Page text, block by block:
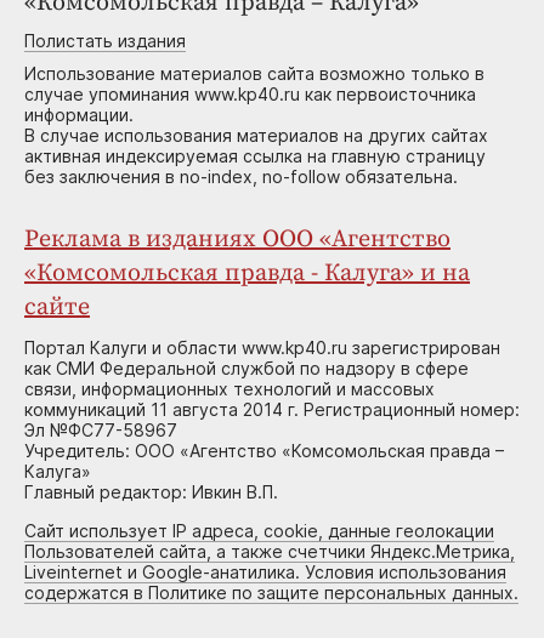
Полистать издания
Использование материалов сайта возможно только в
случае упоминания www.kp40.ru как первоисточника
информации.
В случае использования материалов на других сайтах
активная индексируемая ссылка на главную страницу
без заключения в no-index, no-follow обязательна.
Реклама в изданиях ООО «Агентство
«Комсомольская правда - Калуга» и на
сайте
Портал Калуги и области www.kp40.ru зарегистрирован
как СМИ Федеральной службой по надзору в сфере
связи, информационных технологий и массовых
коммуникаций 11 августа 2014 г. Регистрационный номер:
Эл №ФС77-58967
Учредитель: ООО «Агентство «Комсомольская правда –
Калуга»
Главный редактор: Ивкин В.П.
Сайт использует IP адреса, cookie, данные геолокации
Пользователей сайта, а также счетчики Яндекс.Метрика,
Liveinternet и Google-анатилика. Условия использования
содержатся в Политике по защите персональных данных.